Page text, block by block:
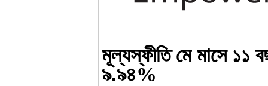
মূল্যস্ফীতি মে মাসে ১১
৯.৯৪%